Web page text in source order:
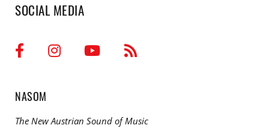
SOCIAL MEDIA
NASOM
The New Austrian Sound of Music